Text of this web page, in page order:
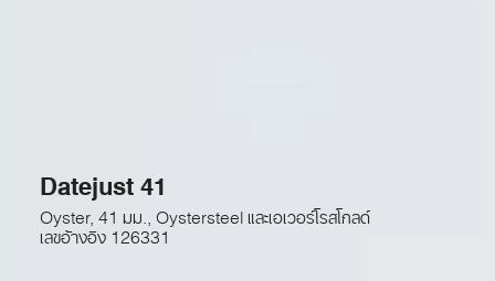
Datejust 41
Oyster, 41 มม., Oystersteel และเอเวอร์โรสโกลด์
เลขอ้างอิง126331